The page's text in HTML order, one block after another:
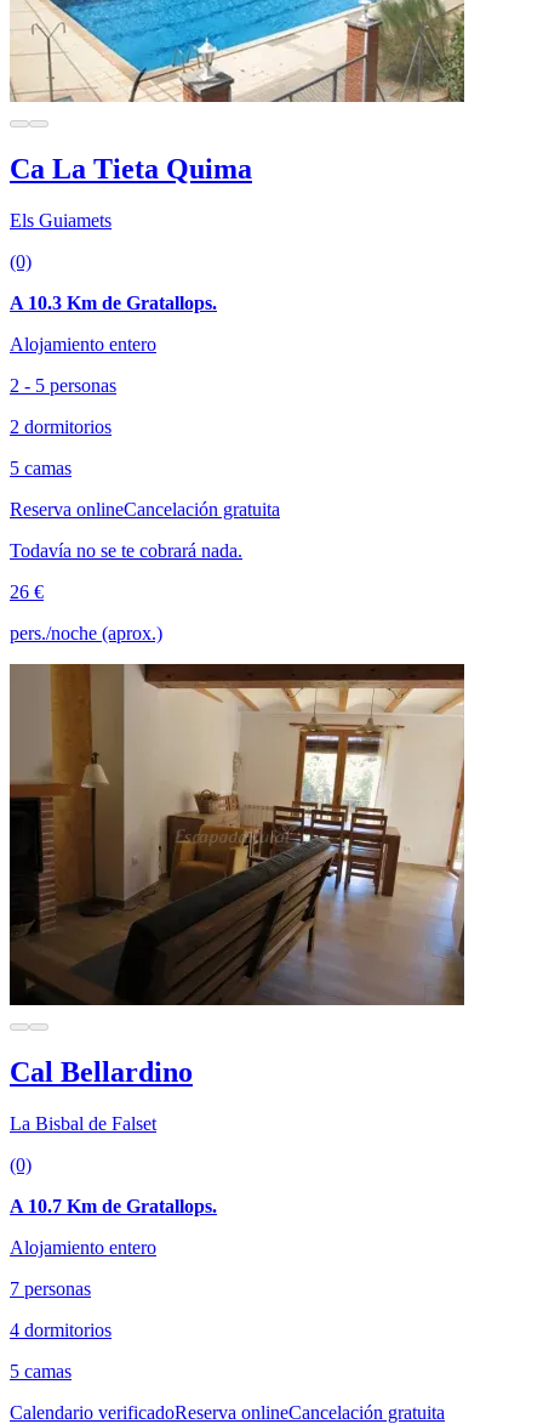
Ca La Tieta Quima
Els Guiamets
(0)
A 10.3 Km de Gratallops.
Alojamiento entero
2 - 5 personas
2 dormitorios
5 camas
Reserva onlineCancelación gratuita
Todavía no se te cobrará nada.
26 €
pers./noche (aprox.)
Cal Bellardino
La Bisbal de Falset
(0)
A 10.7 Km de Gratallops.
Alojamiento entero
7 personas
4 dormitorios
5 camas
Calendario verificadoReserva onlineCancelación gratuita